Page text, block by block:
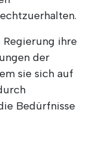
ihre
der
sie sich auf
Bedürfnisse